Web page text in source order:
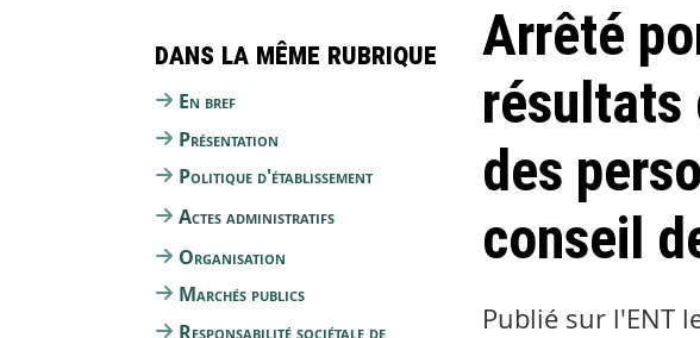
Arrêté
résultats
des
conseil
Publié sur l'ENT
Dans la même rubrique
En bref
Présentation
Politique d'établissement
Actes administratifs
Organisation
Marchés publics
Responsabilité sociétale de